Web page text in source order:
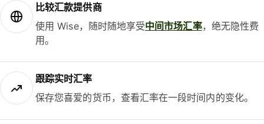
比较汇款提供商
使用 Wise，随时随地享受中间市场汇率，绝无隐性费
用。
跟踪实时汇率
保存您喜爱的货币，查看汇率在一段时间内的变化。